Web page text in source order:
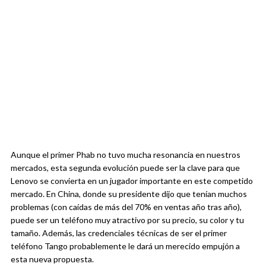
Aunque el primer Phab no tuvo mucha resonancia en nuestros
mercados, esta segunda evolución puede ser la clave para que
Lenovo se convierta en un jugador importante en este competido
mercado. En China, donde su presidente dijo que tenían muchos
problemas (con caídas de más del 70% en ventas año tras año),
puede ser un teléfono muy atractivo por su precio, su color y tu
tamaño. Además, las credenciales técnicas de ser el primer
teléfono Tango probablemente le dará un merecido empujón a
esta nueva propuesta.